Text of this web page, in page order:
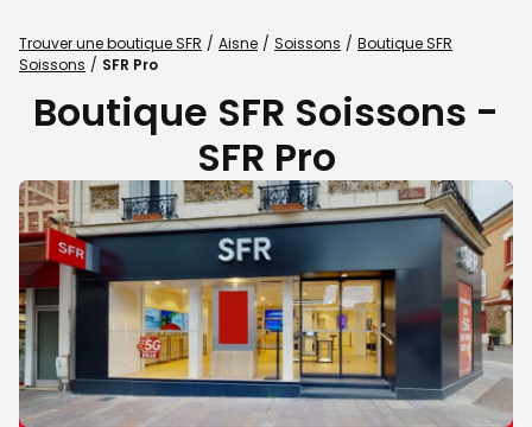
Trouver une boutique SFR Aisne Soissons
Boutique SFR
Soissons
SFR Pro
Boutique SFR Soissons -
SFR Pro